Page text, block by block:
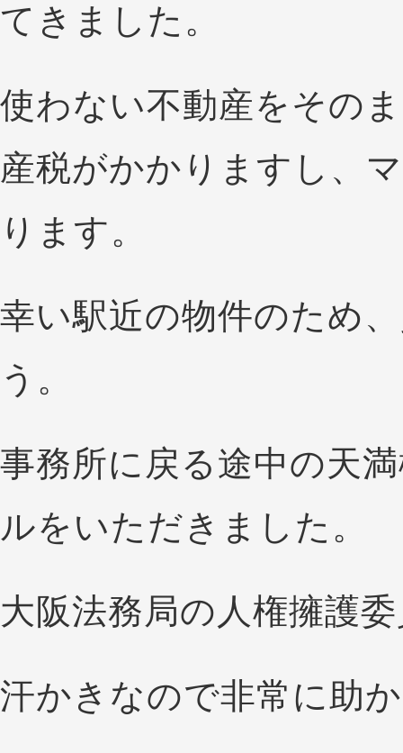
てきました。
使わない不動産をその
産税がかかりますし、
ります。
幸い駅近の物件のため
う。
事務所に戻る途中の天
ルをいただきました。
大阪法務局の人権擁護
汗かきなので非常に助